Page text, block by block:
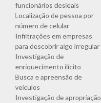
funcionários desleais
Localização de pessoa por
número de celular
Infiltrações em empresas
para descobrir algo irregular
Investigação de
enriquecimento ilícito
Busca e apreensão de
veículos
Investigação de apropriação